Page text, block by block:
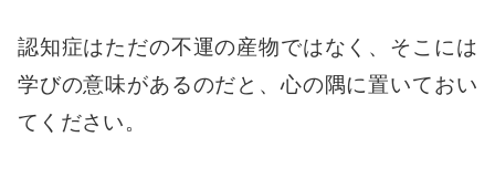
認知症はただの不運の産物ではなく、そこには
学びの意味があるのだと、心の隅に置いておい
てください。